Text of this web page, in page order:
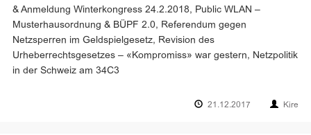
& Anmeldung Winterkongress 24.2.2018, Public WLAN –
Musterhausordnung & BÜPF 2.0, Referendum gegen
Netzsperren im Geldspielgesetz, Revision des
Urheberrechtsgesetzes – «Kompromiss» war gestern, Netzpolitik
in der Schweiz am 34C3
21.12.2017 Kire